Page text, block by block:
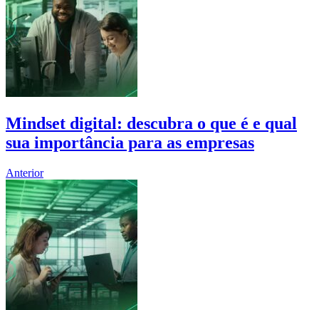
Mindset digital: descubra o que é e qual
sua importância para as empresas
Anterior